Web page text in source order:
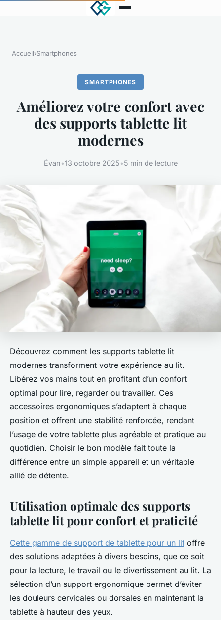
Accueil›Smartphones
SMARTPHONES
Améliorez votre confort avec
des supports tablette lit
modernes
Évan•13 octobre 2025•5 min de lecture
Découvrez comment les supports tablette lit
modernes transforment votre expérience au lit.
Libérez vos mains tout en profitant d’un confort
optimal pour lire, regarder ou travailler. Ces
accessoires ergonomiques s’adaptent à chaque
position et offrent une stabilité renforcée, rendant
l’usage de votre tablette plus agréable et pratique au
quotidien. Choisir le bon modèle fait toute la
différence entre un simple appareil et un véritable
allié de détente.
Utilisation optimale des supports
tablette lit pour confort et praticité
Cette gamme de support de tablette pour un lit offre
des solutions adaptées à divers besoins, que ce soit
pour la lecture, le travail ou le divertissement au lit. La
sélection d’un support ergonomique permet d’éviter
les douleurs cervicales ou dorsales en maintenant la
tablette à hauteur des yeux.